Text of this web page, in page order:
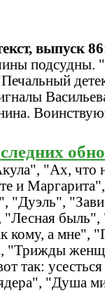
выпуск
подсудны.
"Ах, что
и
"Дуэль",
"Лесная
кому, а мне",
"Трижды
так:
"Душа